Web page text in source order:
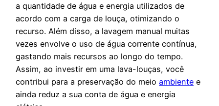
a quantidade de água e energia utilizados de
acordo com a carga de louça, otimizando o
recurso. Além disso, a lavagem manual muitas
vezes envolve o uso de água corrente contínua,
gastando mais recursos ao longo do tempo.
Assim, ao investir em uma lava-louças, você
contribui para a preservação do meio ambiente e
ainda reduz a sua conta de água e energia